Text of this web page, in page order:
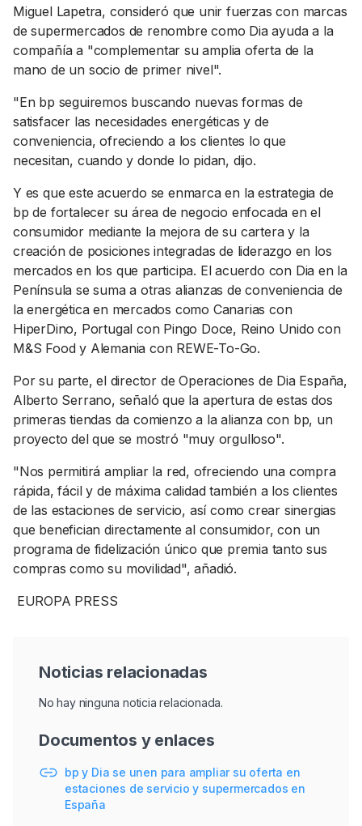
Miguel Lapetra, consideró que unir fuerzas con marcas
de supermercados de renombre como Dia ayuda a la
compañía a "complementar su amplia oferta de la
mano de un socio de primer nivel".
"En bp seguiremos buscando nuevas formas de
satisfacer las necesidades energéticas y de
conveniencia, ofreciendo a los clientes lo que
necesitan, cuando y donde lo pidan, dijo.
Y es que este acuerdo se enmarca en la estrategia de
bp de fortalecer su área de negocio enfocada en el
consumidor mediante la mejora de su cartera y la
creación de posiciones integradas de liderazgo en los
mercados en los que participa. El acuerdo con Dia en la
Península se suma a otras alianzas de conveniencia de
la energética en mercados como Canarias con
HiperDino, Portugal con Pingo Doce, Reino Unido con
M&S Food y Alemania con REWE-To-Go.
Por su parte, el director de Operaciones de Dia España,
Alberto Serrano, señaló que la apertura de estas dos
primeras tiendas da comienzo a la alianza con bp, un
proyecto del que se mostró "muy orgulloso".
"Nos permitirá ampliar la red, ofreciendo una compra
rápida, fácil y de máxima calidad también a los clientes
de las estaciones de servicio, así como crear sinergias
que benefician directamente al consumidor, con un
programa de fidelización único que premia tanto sus
compras como su movilidad", añadió.
EUROPA PRESS
Noticias relacionadas
No hay ninguna noticia relacionada.
Documentos y enlaces
bp y Dia se unen para ampliar su oferta en
estaciones de servicio y supermercados en
España